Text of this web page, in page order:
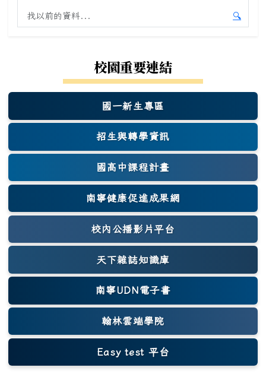
搜尋舊站內容
🔍
開始舊
校園重要連結
國一新生專區
(另開新視窗)
招生與轉學資訊
國高中課程計畫
南寧健康促進成果網
(另開新視窗)
校內公播影片平台
天下雜誌知識庫
(另開新視窗)
南寧UDN電子書
翰林雲端學院
Easy test 平台
(另開新視窗)